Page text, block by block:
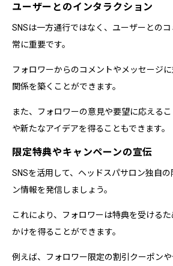
ユーザーとのインタラクション
SNSは一方通行ではなく、ユーザーとの
常に重要です。
フォロワーからのコメントやメッセージ
関係を築くことができます。
また、フォロワーの意見や要望に応える
や新たなアイデアを得ることもできます。
限定特典やキャンペーンの宣伝
SNSを活用して、ヘッドスパサロン独自
ン情報を発信しましょう。
これにより、フォロワーは特典を受ける
かけを得ることができます。
例えば、フォロワー限定の割引クーポン